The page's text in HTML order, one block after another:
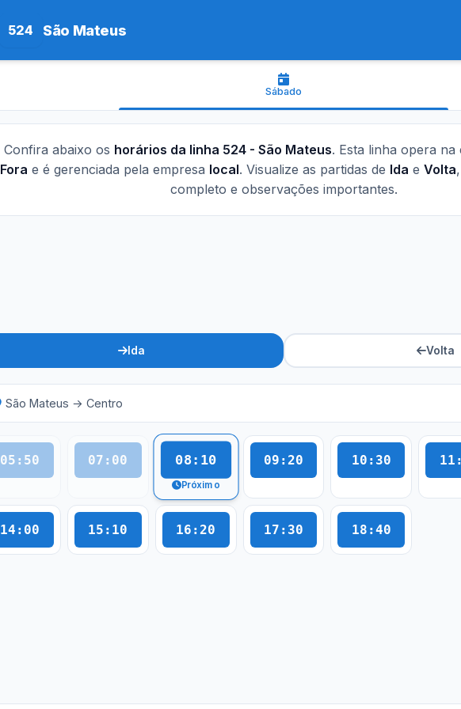
524 São Mateus
Sábado
Confira abaixo os horários da linha 524 - São Mateus. Esta linha opera na
Fora e é gerenciada pela empresa local. Visualize as partidas de Ida e Volta
completo e observações importantes.
Ida Volta
São Mateus → Centro
05:50 07:00 08:10
Próximo
09:20 10:30
14:00 15:10 16:20 17:30 18:40